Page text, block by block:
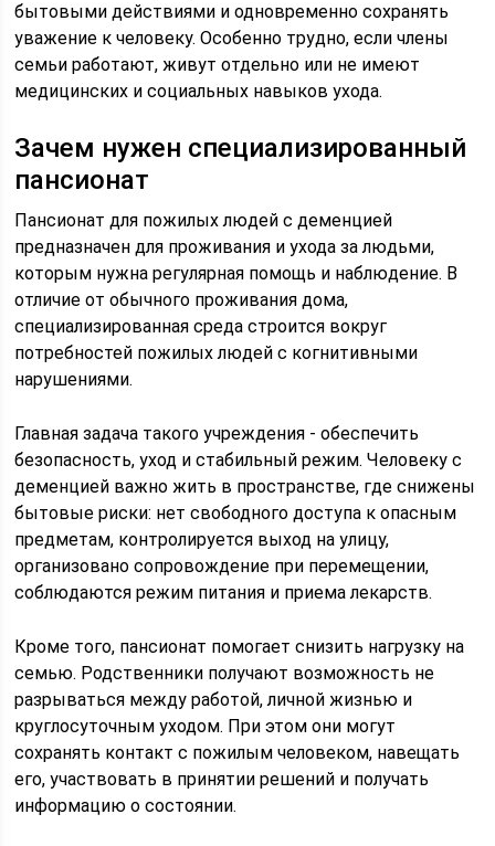
бытовыми действиями и одновременно сохранять
уважение к человеку. Особенно трудно, если члены
семьи работают, живут отдельно или не имеют
медицинских и социальных навыков ухода.
Зачем нужен специализированный
пансионат
Пансионат для пожилых людей с деменцией
предназначен для проживания и ухода за людьми,
которым нужна регулярная помощь и наблюдение. В
отличие от обычного проживания дома,
специализированная среда строится вокруг
потребностей пожилых людей с когнитивными
нарушениями.
Главная задача такого учреждения - обеспечить
безопасность, уход и стабильный режим. Человеку с
деменцией важно жить в пространстве, где снижены
бытовые риски: нет свободного доступа к опасным
предметам, контролируется выход на улицу,
организовано сопровождение при перемещении,
соблюдаются режим питания и приема лекарств.
Кроме того, пансионат помогает снизить нагрузку на
семью. Родственники получают возможность не
разрываться между работой, личной жизнью и
круглосуточным уходом. При этом они могут
сохранять контакт с пожилым человеком, навещать
его, участвовать в принятии решений и получать
информацию о состоянии.